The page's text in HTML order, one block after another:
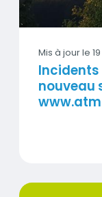
Mis à jour le
Incidents
nouveau